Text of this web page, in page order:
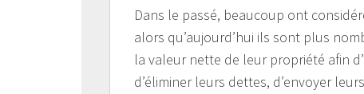
Dans le passé, beaucoup ont
alors qu’aujourd’hui ils sont plus
la valeur nette de leur propriété afin
d’éliminer leurs dettes, d’envoyer